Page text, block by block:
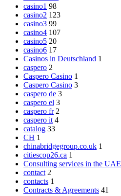
casino1 98
casino2 123
casino3 99
casino4 107
casino5 20
casino6 17
Casinos in Deutschland 1
caspero 2
Caspero Casino 1
Caspero Casino 3
caspero de 3
caspero el 3
caspero fr 2
caspero it 4
catalog 33
CH 1
chinabridgegroup.co.uk 1
citiescop26.ca 1
Consulting services in the UAE
contact 2
contacts 1
Contracts & Agreements 41